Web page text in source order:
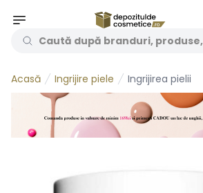
Acasă Ingrijire piele Ingrijirea pielii